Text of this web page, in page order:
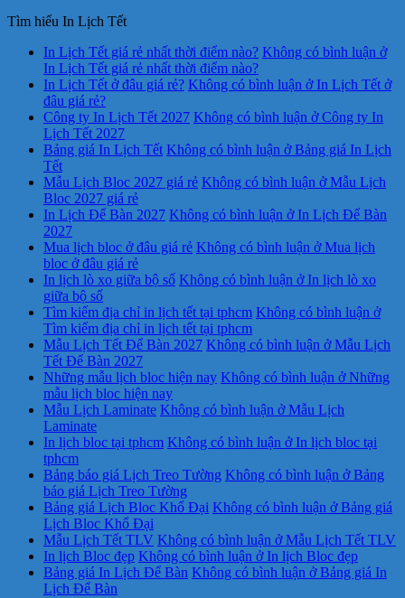
Tìm hiểu In Lịch Tết
In Lịch Tết giá rẻ nhất thời điểm nào? Không có bình luận ở
In Lịch Tết giá rẻ nhất thời điểm nào?
In Lịch Tết ở đâu giá rẻ? Không có bình luận ở In Lịch Tết ở
đâu giá rẻ?
Công ty In Lịch Tết 2027 Không có bình luận ở Công ty In
Lịch Tết 2027
Bảng giá In Lịch Tết Không có bình luận ở Bảng giá In Lịch
Tết
Mẫu Lịch Bloc 2027 giá rẻ Không có bình luận ở Mẫu Lịch
Bloc 2027 giá rẻ
In Lịch Để Bàn 2027 Không có bình luận ở In Lịch Để Bàn
2027
Mua lịch bloc ở đâu giá rẻ Không có bình luận ở Mua lịch
bloc ở đâu giá rẻ
In lịch lò xo giữa bộ số Không có bình luận ở In lịch lò xo
giữa bộ số
Tìm kiếm địa chỉ in lịch tết tại tphcm Không có bình luận ở
Tìm kiếm địa chỉ in lịch tết tại tphcm
Mẫu Lịch Tết Để Bàn 2027 Không có bình luận ở Mẫu Lịch
Tết Để Bàn 2027
Những mẫu lịch bloc hiện nay Không có bình luận ở Những
mẫu lịch bloc hiện nay
Mẫu Lịch Laminate Không có bình luận ở Mẫu Lịch
Laminate
In lịch bloc tại tphcm Không có bình luận ở In lịch bloc tại
tphcm
Bảng báo giá Lịch Treo Tường Không có bình luận ở Bảng
báo giá Lịch Treo Tường
Bảng giá Lịch Bloc Khổ Đại Không có bình luận ở Bảng giá
Lịch Bloc Khổ Đại
Mẫu Lịch Tết TLV Không có bình luận ở Mẫu Lịch Tết TLV
In lịch Bloc đẹp Không có bình luận ở In lịch Bloc đẹp
Bảng giá In Lịch Để Bàn Không có bình luận ở Bảng giá In
Lịch Để Bàn